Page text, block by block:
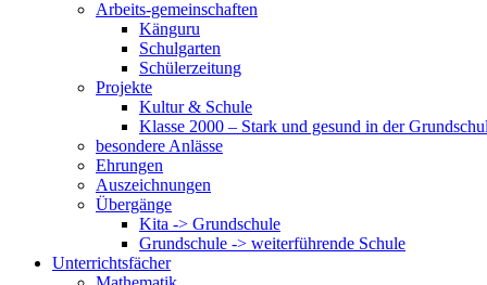
Arbeits-gemeinschaften
Känguru
Schulgarten
Schülerzeitung
Projekte
Kultur & Schule
Klasse 2000 – Stark und gesund in der
besondere Anlässe
Ehrungen
Auszeichnungen
Übergänge
Kita -> Grundschule
Grundschule -> weiterführende Schule
Unterrichtsfächer